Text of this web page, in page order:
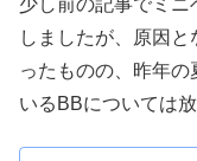
しましたが、原因
ったものの、昨年
いるBBについては